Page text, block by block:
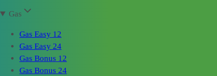
Gas
Gas Easy 12
Gas Easy 24
Gas Bonus 12
Gas Bonus 24